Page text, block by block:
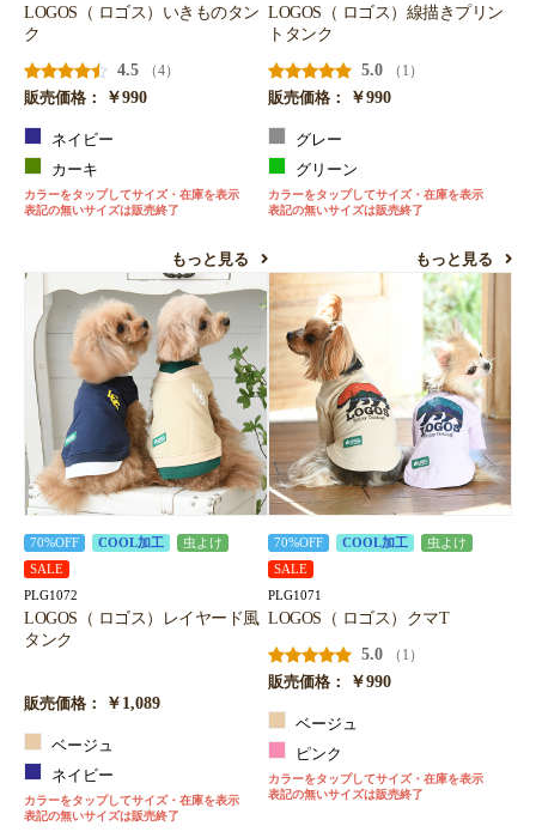
LOGOS（ ロゴス）いきものタン
ク
4.5
（4）
販売価格：
￥990
ネイビー
カーキ
カラーをタップしてサイズ・在庫を表示
表記の無いサイズは販売終了
もっと見る
LOGOS（ ロゴス）線描きプリン
トタンク
5.0
（1）
販売価格：
￥990
グレー
グリーン
カラーをタップしてサイズ・在庫を表示
表記の無いサイズは販売終了
もっと見る
70%OFF COOL加工
虫よけ
SALE
PLG1072
LOGOS（ ロゴス）レイヤード風
タンク
販売価格： ￥1,089
ベージュ
ネイビー
カラーをタップしてサイズ・在庫を表示
表記の無いサイズは販売終了
70%OFF COOL加工
虫よけ
SALE
PLG1071
LOGOS（ ロゴス）クマT
5.0
（1）
販売価格：
￥990
ベージュ
ピンク
カラーをタップしてサイズ・在庫を表示
表記の無いサイズは販売終了